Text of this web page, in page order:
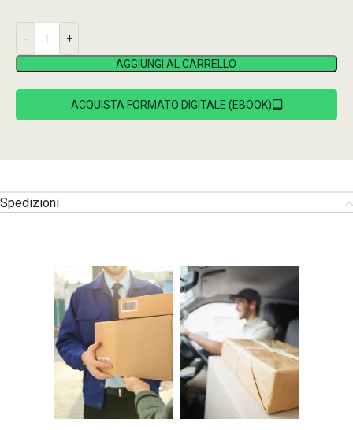
AGGIUNGI AL CARRELLO
ACQUISTA FORMATO DIGITALE (EBOOK)
Spedizioni